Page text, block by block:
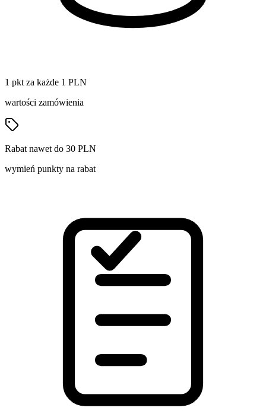
1 pkt za każde 1 PLN
wartości zamówienia
Rabat nawet do 30 PLN
wymień punkty na rabat